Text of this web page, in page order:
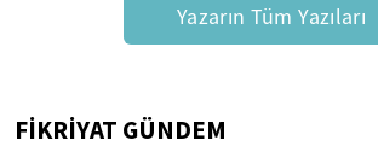
Yazarın Tüm Yazıları
FİKRİYAT GÜNDEM